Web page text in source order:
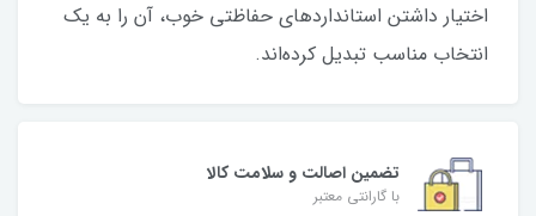
اختیار داشتن استانداردهای حفاظتی خوب، آن را به یک
انتخاب مناسب تبدیل کرده‌اند.
تضمین اصالت و سلامت کالا
با گارانتی معتبر